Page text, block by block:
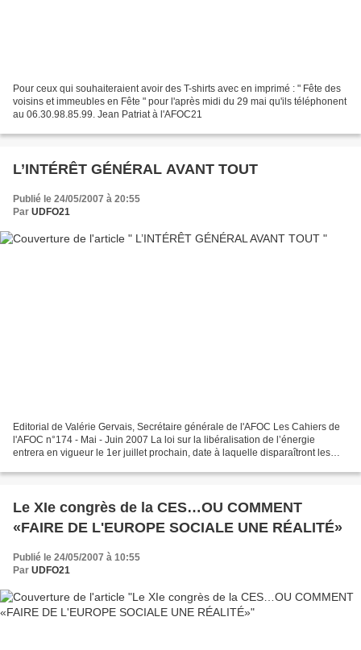
Pour ceux qui souhaiteraient avoir des T-shirts avec en imprimé : " Fête des
voisins et immeubles en Fête " pour l'après midi du 29 mai qu'ils téléphonent
au 06.30.98.85.99. Jean Patriat à l'AFOC21
L’INTÉRÊT GÉNÉRAL AVANT TOUT
Publié le 24/05/2007 à 20:55
Par UDFO21
Editorial de Valérie Gervais, Secrétaire générale de l'AFOC Les Cahiers de
l'AFOC n°174 - Mai - Juin 2007 La loi sur la libéralisation de l’énergie
entrera en vigueur le 1er juillet prochain, date à laquelle disparaîtront les
Le XIe congrès de la CES…OU COMMENT
«FAIRE DE L'EUROPE SOCIALE UNE RÉALITÉ»
Publié le 24/05/2007 à 10:55
Par UDFO21